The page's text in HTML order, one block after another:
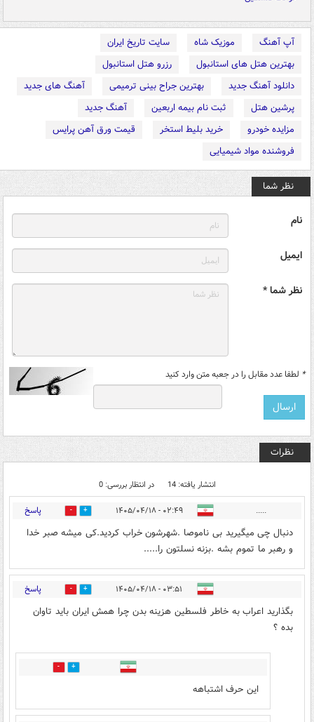
آپ آهنگ موزیک شاه
سایت تاریخ ایران
بهترین هتل های استانبول
رزرو هتل استانبول
دانلود آهنگ جدید
بهترین جراح بینی ترمیمی
آهنگ های جدید
پرشین هتل
ثبت نام بیمه اربعین
آهنگ جدید
مزایده خودرو
خرید بلیط استخر
قیمت ورق آهن پرایس
فروشنده مواد شیمیایی
نظر شما
نام
ایمیل
نظر شما *
* لطفا عدد مقابل را در جعبه متن وارد کنید
نظرات
انتشار یافته: 14 در انتظار بررسی: 0
..... ۰۲:۴۹ - ۱۴۰۵/۰۴/۱۸ 0 پاسخ
دنبال چی میگیرید بی ناموصا .شهرشون خراب کردید.کی میشه صبر خدا
و رهبر ما تموم بشه .بزنه نسلتون را.....
۰۳:۵۱ - ۱۴۰۵/۰۴/۱۸ 16 پاسخ
بگذارید اعراب به خاطر فلسطین هزینه بدن چرا همش ایران باید تاوان
بده ؟
0
این حرف اشتباهه